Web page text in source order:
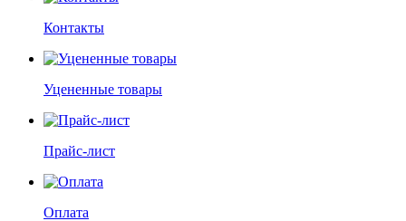
Контакты
Уцененные товары
Прайс-лист
Оплата